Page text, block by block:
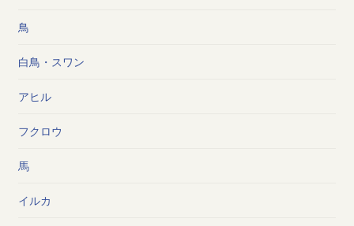
鳥
白鳥・スワン
アヒル
フクロウ
馬
イルカ